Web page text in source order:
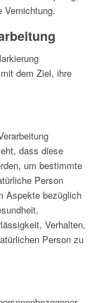
Vernichtung.
dem Ziel, ihre
dass diese
um bestimmte
Person
Aspekte bezüglich
Verhalten,
Person zu